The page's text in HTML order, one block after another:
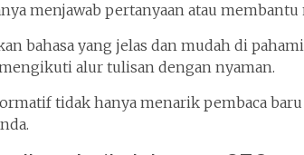
menjawab pertanyaan atau
bahasa yang jelas dan mudah di
alur tulisan dengan nyaman.
tidak hanya menarik pembaca